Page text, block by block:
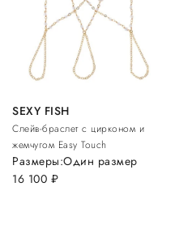
SEXY FISH
Слейв-браслет с цирконом и
жемчугом Easy Touch
16 100 руб.
Размеры:Один размер